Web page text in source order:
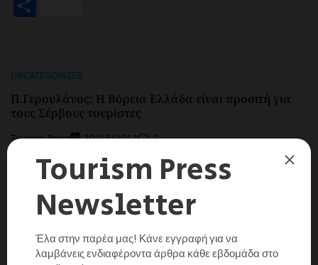
UNCATEGORIZED
Π.Γερουλάνος: Η Βόρεια Ελλάδα είναι προσιτή για
τους Σέρβους τουρίστες
Tourism Press 20/03/2012 0
Θεμελιώδες στοιχείο της οικονομικής ανάταξης της
χώρας, χαρακτήρισε τον τουρισμό, ο Υπουργός
Πολιτισμού & Τουρισμού, κ. Παύλος Γερουλάνος σε
συνέντευξή του στη Σερβική εφημερίδα Politika. Ο κ.
Μοιραστείτε τα νέα